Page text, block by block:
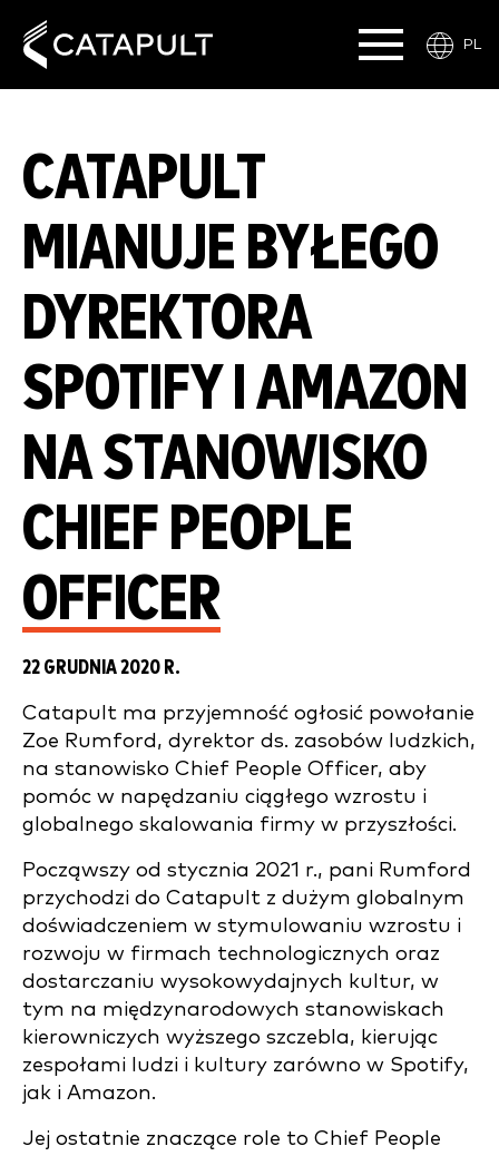
PL
CATAPULT
MIANUJE BYŁEGO
DYREKTORA
SPOTIFY I AMAZON
NA STANOWISKO
CHIEF PEOPLE
OFFICER
22 GRUDNIA 2020 R.
Catapult ma przyjemność ogłosić powołanie
Zoe Rumford, dyrektor ds. zasobów ludzkich,
na stanowisko Chief People Officer, aby
pomóc w napędzaniu ciągłego wzrostu i
globalnego skalowania firmy w przyszłości.
Począwszy od stycznia 2021 r., pani Rumford
przychodzi do Catapult z dużym globalnym
doświadczeniem w stymulowaniu wzrostu i
rozwoju w firmach technologicznych oraz
dostarczaniu wysokowydajnych kultur, w
tym na międzynarodowych stanowiskach
kierowniczych wyższego szczebla, kierując
zespołami ludzi i kultury zarówno w Spotify,
jak i Amazon.
Jej ostatnie znaczące role to Chief People